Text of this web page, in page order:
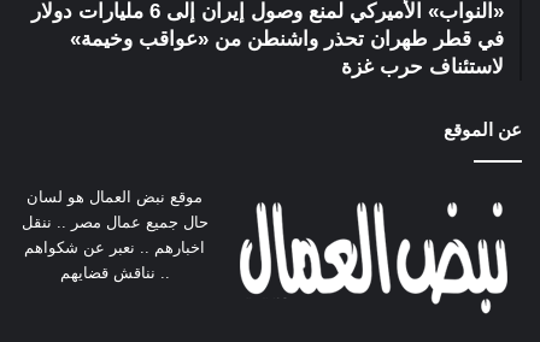
«النواب» الأميركي لمنع وصول إيران إلى 6 مليارات دولار
في قطر طهران تحذر واشنطن من «عواقب وخيمة»
لاستئناف حرب غزة
عن الموقع
موقع نبض العمال هو لسان
حال جميع عمال مصر .. ننقل
اخبارهم .. نعبر عن شكواهم
.. نناقش قضايهم